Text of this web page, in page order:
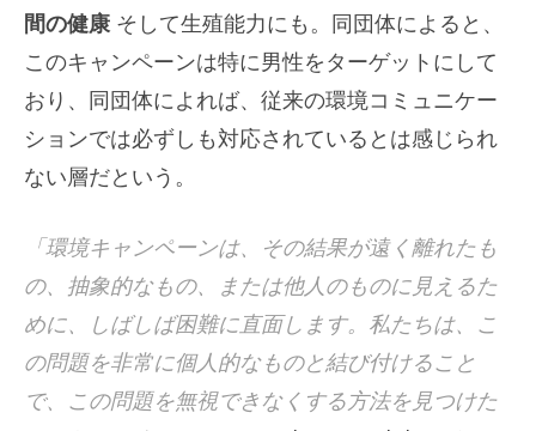
間の健康そして生殖能力にも。同団体によると、
このキャンペーンは特に男性をターゲットにして
おり、同団体によれば、従来の環境コミュニケー
ションでは必ずしも対応されているとは感じられ
ない層だという。
「環境キャンペーンは、その結果が遠く離れたも
の、抽象的なもの、または他人のものに見えるた
めに、しばしば困難に直面します。私たちは、こ
の問題を非常に個人的なものと結び付けること
で、この問題を無視できなくする方法を見つけた